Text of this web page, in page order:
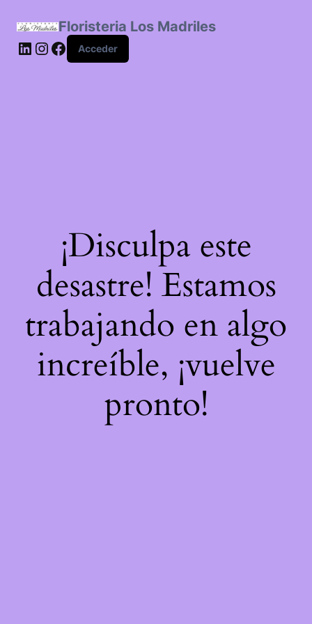
Floristeria Los Madriles
LinkedIn
Instagram
Facebook
Acceder
¡Disculpa este
desastre! Estamos
trabajando en algo
increíble, ¡vuelve
pronto!